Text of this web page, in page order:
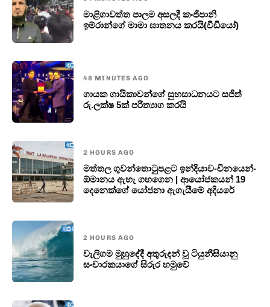
මාළිගාවත්ත පාලම අසලදී කංජිපානි
ඉම්රාන්ගේ මාමා ඝාතනය කරයි(වීඩියෝ)
48 MINUTES AGO
ගායක ගායිකාවන්ගේ සුභසාධනයට සජිත්
රු.ලක්ෂ 5ක් පරිත්‍යාග කරයි
2 HOURS AGO
මත්තල ගුවන්තොටුපළට ඉන්දියාව-චීනයෙන්-
ඕමානය ඇහැ ගහගෙන | ආයෝජකයන් 19
දෙනෙක්ගේ යෝජනා ඇගැයීමේ අදියරේ
2 HOURS AGO
වැලිගම මුහුදේදී අතුරුදන් වූ ටියුනීසියානු
සංචාරකයාගේ සිරුර හමුවේ